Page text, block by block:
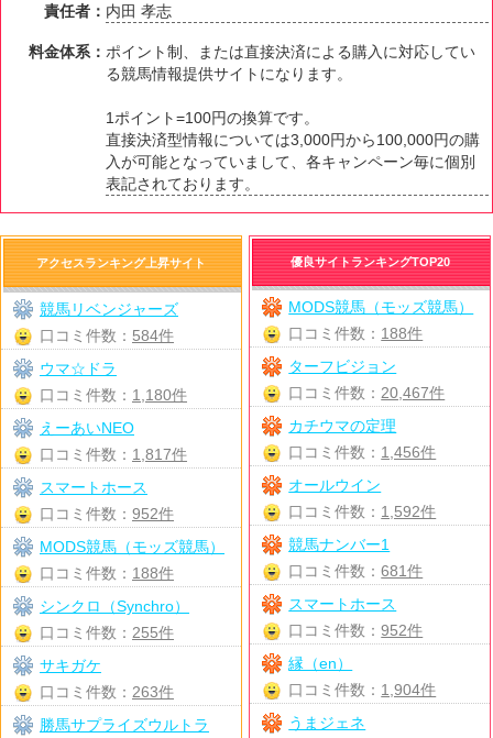
責任者： 内田 孝志
料金体系： ポイント制、または直接決済による購入に対応してい
る競馬情報提供サイトになります。
1ポイント=100円の換算です。
直接決済型情報については3,000円から100,000円の購
入が可能となっていまして、各キャンペーン毎に個別
表記されております。
優良サイトランキングTOP20
MODS競馬（モッズ競馬）
口コミ件数： 188件
ターフビジョン
口コミ件数： 20,467件
カチウマの定理
口コミ件数： 1,456件
オールウイン
口コミ件数： 1,592件
競馬ナンバー1
口コミ件数：681件
スマートホース
口コミ件数：952件
縁（en）
口コミ件数： 1,904件
うまジェネ
アクセスランキング上昇サイト
競馬リベンジャーズ
口コミ件数： 584件
ウマ☆ドラ
口コミ件数： 1,180件
えーあいNEO
口コミ件数： 1,817件
スマートホース
口コミ件数： 952件
MODS競馬（モッズ競馬）
口コミ件数： 188件
シンクロ（Synchro）
口コミ件数： 255件
サキガケ
口コミ件数： 263件
勝馬サプライズウルトラ